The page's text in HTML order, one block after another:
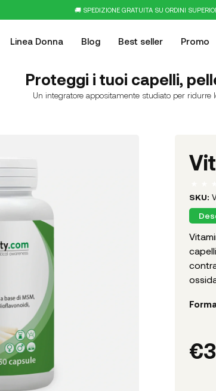
🚚 SPEDIZIONE GRATUITA SU ORDINI
Linea Donna Blog Best seller Promo
Proteggi i tuoi capelli,
Un integratore appositamente studiato per ridurre
SKU:
€